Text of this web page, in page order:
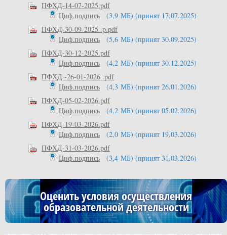
ПФХД-14-07-2025.pdf
Циф.подпись
(3,9 МБ) (принят 17.07.2025)
ПФХД-30-09-2025 .p.pdf
Циф.подпись
(5,6 МБ) (принят 30.09.2025)
ПФХД-30-12-2025.pdf
Циф.подпись
(4,2 МБ) (принят 30.12.2025)
ПФХД -26-01-2026 .pdf
Циф.подпись
(4,3 МБ) (принят 26.01.2026)
ПФХД-05-02-2026.pdf
Циф.подпись
(4,2 МБ) (принят 05.02.2026)
ПФХД-19-03-2026.pdf
Циф.подпись
(2,0 МБ) (принят 19.03.2026)
ПФХД-31-03-2026.pdf
Циф.подпись
(3,4 МБ) (принят 31.03.2026)
Оценить условия осуществления
образовательной деятельности